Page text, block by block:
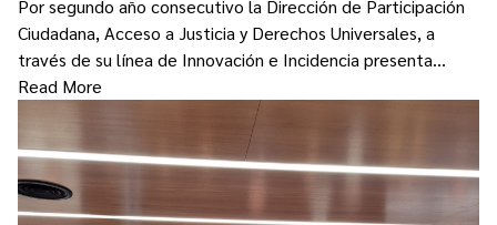
Por segundo año consecutivo la Dirección de Participación
Ciudadana, Acceso a Justicia y Derechos Universales, a
través de su línea de Innovación e Incidencia presenta…
Read More